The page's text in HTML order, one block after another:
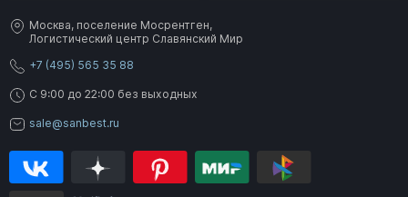
Москва, поселение Мосрентген,
Логистический центр Славянский Мир
+7 (495) 565 35 88
C 9:00 до 22:00 без выходных
sale@sanbest.ru